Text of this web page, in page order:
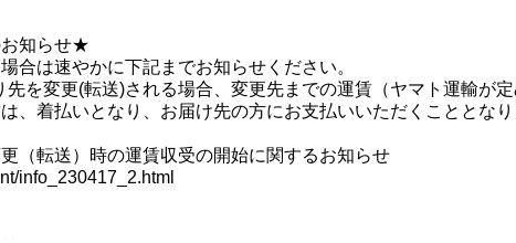
お知らせ★
合は速やかに下記までお知らせください。
を変更(転送)される場合、変更先までの運賃（ヤマト運輸が定
、着払いとなり、お届け先の方にお支払いいただくこととなり
（転送）時の運賃収受の開始に関するお知らせ
info_230417_2.html